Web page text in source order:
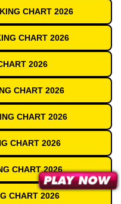
CHART 2026
CHART 2026
2026
CHART 2026
CHART 2026
CHART 2026
CHART 2026
CHART 2026